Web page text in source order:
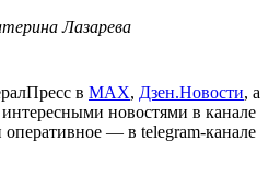
Лазарева
в МАХ, Дзен.Новости, а
новостями в канале
— в telegram-канале